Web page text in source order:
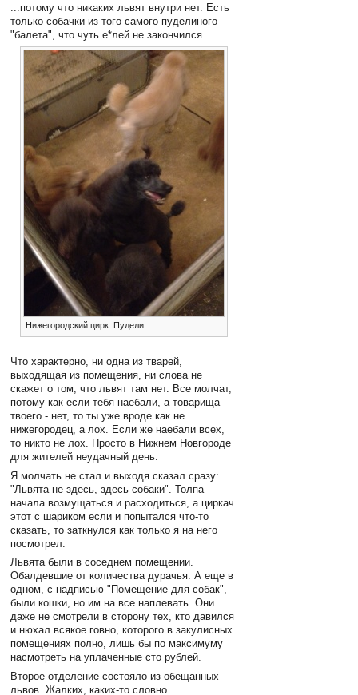
...потому что никаких львят внутри нет. Есть
только собачки из того самого пуделиного
"балета", что чуть е*лей не закончился.
Нижегородский цирк. Пудели
Что характерно, ни одна из тварей,
выходящая из помещения, ни слова не
скажет о том, что львят там нет. Все молчат,
потому как если тебя наебали, а товарища
твоего - нет, то ты уже вроде как не
нижегородец, а лох. Если же наебали всех,
то никто не лох. Просто в Нижнем Новгороде
для жителей неудачный день.
Я молчать не стал и выходя сказал сразу:
"Львята не здесь, здесь собаки". Толпа
начала возмущаться и расходиться, а циркач
этот с шариком если и попытался что-то
сказать, то заткнулся как только я на него
посмотрел.
Львята были в соседнем помещении.
Обалдевшие от количества дурачья. А еще в
одном, с надписью "Помещение для собак",
были кошки, но им на все наплевать. Они
даже не смотрели в сторону тех, кто давился
и нюхал всякое говно, которого в закулисных
помещениях полно, лишь бы по максимуму
насмотреть на уплаченные сто рублей.
Второе отделение состояло из обещанных
львов. Жалких, каких-то словно